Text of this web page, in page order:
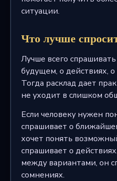
ситуации.
Что лучше
Лучше всего
будущем, о действиях,
Тогда расклад дает
не уходит в слишком
Если человеку нужен
спрашивает о
хочет понять
спрашивает о
между вариантами, он
сомнениях.